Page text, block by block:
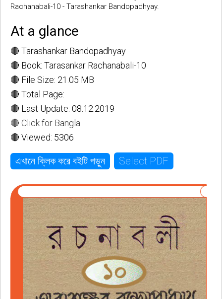
Rachanabali-10 - Tarashankar Bandopadhyay.
At a glance
🔴 Tarashankar Bandopadhyay
🔴 Book: Tarasankar Rachanabali-10
🔴 File Size: 21.05 MB
🔴 Total Page:
🔴 Last Update: 08.12.2019
🔴 Click for Bangla
🔴 Viewed: 5306
এখানে ক্লিক করে বইটি পড়ুন Select PDF